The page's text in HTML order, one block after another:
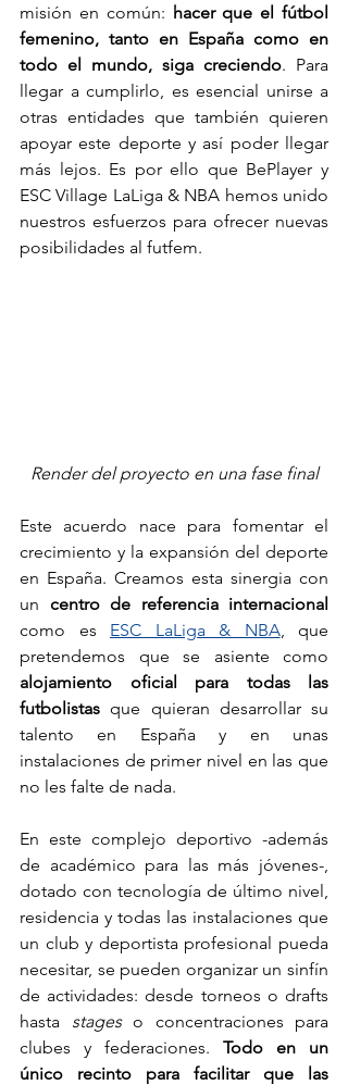
misión en común: hacer que el fútbol
femenino, tanto en España como en
todo el mundo, siga creciendo. Para
llegar a cumplirlo, es esencial unirse a
otras entidades que también quieren
apoyar este deporte y así poder llegar
más lejos. Es por ello que BePlayer y
ESC Village LaLiga & NBA hemos unido
nuestros esfuerzos para ofrecer nuevas
posibilidades al futfem.
Render del proyecto en una fase final
Este acuerdo nace para fomentar el
crecimiento y la expansión del deporte
en España. Creamos esta sinergia con
un centro de referencia internacional
como es ESC LaLiga & NBA, que
alojamiento oficial para todas las
futbolistas que quieran desarrollar su
talento en España y en unas
instalaciones de primer nivel en las que
no les falte de nada.
En este complejo deportivo -además
de académico para las más jóvenes-,
dotado con tecnología de último nivel,
residencia y todas las instalaciones que
un club y deportista profesional pueda
necesitar, se pueden organizar un sinfín
de actividades: desde torneos o drafts
hasta stages o concentraciones para
clubes y federaciones. Todo en un
único recinto para facilitar que las